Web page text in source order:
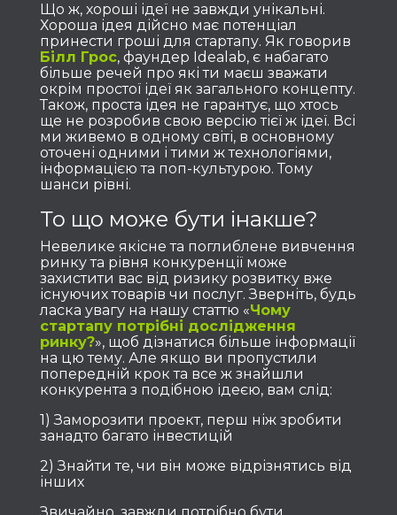
Що ж, хороші ідеї не завжди унікальні.
Хороша ідея дійсно має потенціал
принести гроші для стартапу. Як говорив
Білл Грос, фаундер Idealab, є набагато
більше речей про які ти маєш зважати
окрім простої ідеї як загального концепту.
Також, проста ідея не гарантує, що хтось
ще не розробив свою версію тієї ж ідеї. Всі
ми живемо в одному світі, в основному
оточені одними і тими ж технологіями,
інформацією та поп-культурою. Тому
шанси рівні.
То що може бути інакше?
Невелике якісне та поглиблене вивчення
ринку та рівня конкуренції може
захистити вас від ризику розвитку вже
існуючих товарів чи послуг. Зверніть, будь
ласка увагу на нашу статтю «Чому
стартапу потрібні дослідження
ринку?», щоб дізнатися більше інформації
на цю тему. Але якщо ви пропустили
попередній крок та все ж знайшли
конкурента з подібною ідеєю, вам слід:
1) Заморозити проект, перш ніж зробити
занадто багато інвестицій
2) Знайти те, чи він може відрізнятись від
інших